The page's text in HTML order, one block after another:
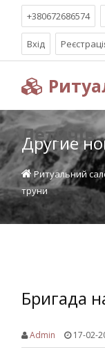
+380672686574
Вхід
Летичів
Другие
Ритуальний
труни
Бригада
Admin 17-02-